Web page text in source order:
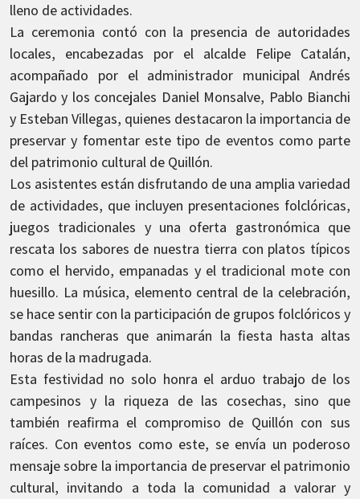
lleno de actividades.
La ceremonia contó con la presencia de autoridades
locales, encabezadas por el alcalde Felipe Catalán,
acompañado por el administrador municipal Andrés
Gajardo y los concejales Daniel Monsalve, Pablo Bianchi
y Esteban Villegas, quienes destacaron la importancia de
preservar y fomentar este tipo de eventos como parte
del patrimonio cultural de Quillón.
Los asistentes están disfrutando de una amplia variedad
de actividades, que incluyen presentaciones folclóricas,
juegos tradicionales y una oferta gastronómica que
rescata los sabores de nuestra tierra con platos típicos
como el hervido, empanadas y el tradicional mote con
huesillo. La música, elemento central de la celebración,
se hace sentir con la participación de grupos folclóricos y
bandas rancheras que animarán la fiesta hasta altas
horas de la madrugada.
Esta festividad no solo honra el arduo trabajo de los
campesinos y la riqueza de las cosechas, sino que
también reafirma el compromiso de Quillón con sus
raíces. Con eventos como este, se envía un poderoso
mensaje sobre la importancia de preservar el patrimonio
cultural, invitando a toda la comunidad a valorar y